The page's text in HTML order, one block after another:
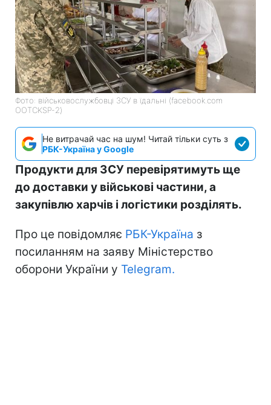
Фото: військовослужбовці ЗСУ в їдальні (facebook.com
OOTCKSP-2)
Не витрачай час на шум! Читай тільки суть з
РБК-Україна у Google
Продукти для ЗСУ перевірятимуть ще
до доставки у військові частини, а
закупівлю харчів і логістики розділять.
Про це повідомляє РБК-Україна з
посиланням на заяву Міністерство
оборони України у Telegram.